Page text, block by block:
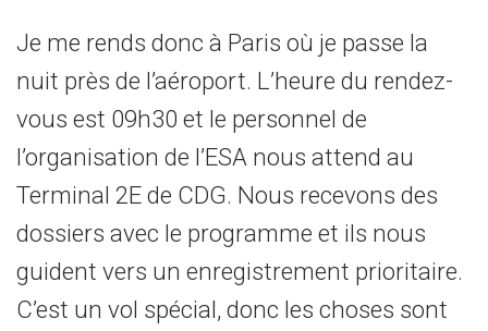
Je me rends donc à Paris où je passe la
nuit près de l’aéroport. L’heure du rendez-
vous est 09h30 et le personnel de
l’organisation de l’ESA nous attend au
Terminal 2E de CDG. Nous recevons des
dossiers avec le programme et ils nous
guident vers un enregistrement prioritaire.
C’est un vol spécial, donc les choses sont